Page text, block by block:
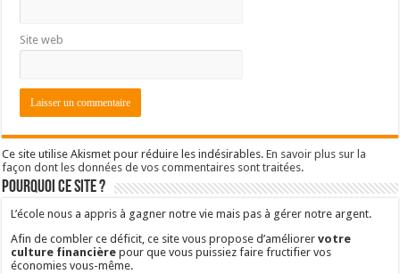
Site web
Ce site utilise Akismet pour réduire les indésirables.En savoir plus sur la
façon dont les données de vos commentaires sont traitées.
Pourquoi ce site ?
L’école nous a appris à gagner notre vie mais pas à gérer notre argent.
Afin de combler ce déficit, ce site vous propose d’améliorervotre
culture financière pour que vous puissiez faire fructifier vos
économies vous-même.